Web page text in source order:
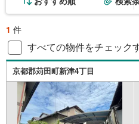
1 件
すべての物件をチェック
京都郡苅田町新津4丁目